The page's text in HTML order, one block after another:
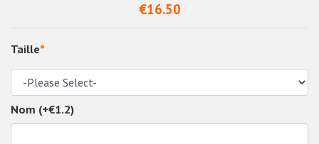
€16.50
Taille*
Nom (+€1.2)